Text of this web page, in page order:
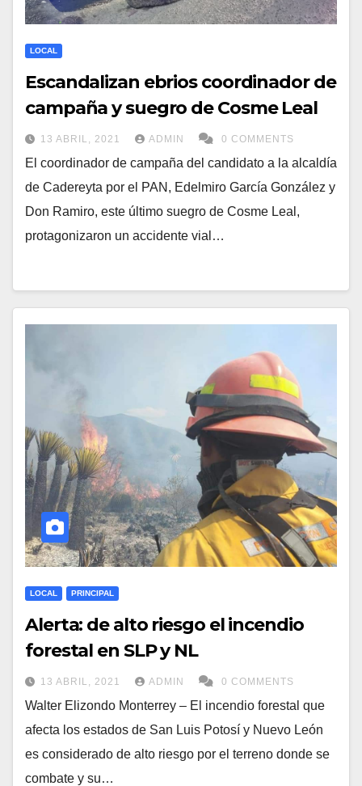
LOCAL
Escandalizan ebrios coordinador de
campaña y suegro de Cosme Leal
13 ABRIL, 2021 ADMIN 0 COMMENTS
El coordinador de campaña del candidato a la alcaldía
de Cadereyta por el PAN, Edelmiro García González y
Don Ramiro, este último suegro de Cosme Leal,
protagonizaron un accidente vial…
LOCAL PRINCIPAL
Alerta: de alto riesgo el incendio
forestal en SLP y NL
13 ABRIL, 2021 ADMIN 0 COMMENTS
Walter Elizondo Monterrey – El incendio forestal que
afecta los estados de San Luis Potosí y Nuevo León
es considerado de alto riesgo por el terreno donde se
combate y su…